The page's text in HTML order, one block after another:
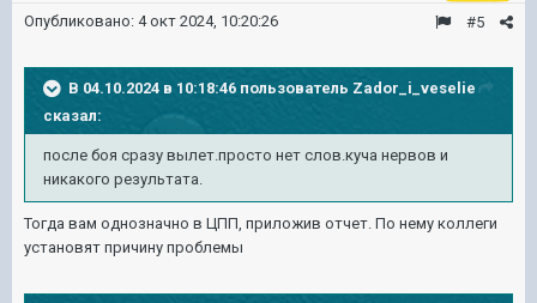
#5
Опубликовано: 4 окт 2024, 10:20:26
В 04.10.2024 в 10:18:46 пользователь Zador_i_veselie
сказал:
после боя сразу вылет.просто нет слов.куча нервов и
никакого результата.
Тогда вам однозначно в ЦПП, приложив отчет. По нему коллеги
установят причину проблемы